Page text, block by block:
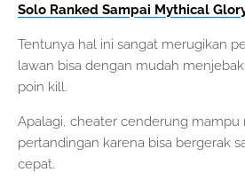
Solo Ranked Sampai Mythical
Tentunya hal ini sangat merugikan
lawan bisa dengan mudah
poin kill.
Apalagi, cheater cenderung mampu
pertandingan karena bisa bergerak
cepat.